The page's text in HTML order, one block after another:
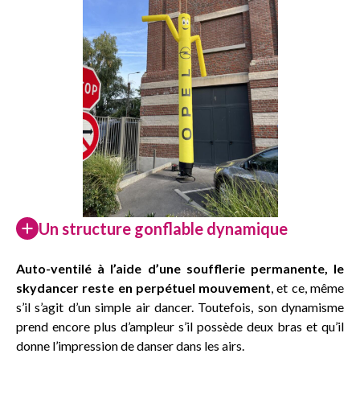
Un structure gonflable dynamique
Auto-ventilé à l’aide d’une soufflerie permanente, le
skydancer reste en perpétuel mouvement , et ce, même
s’il s’agit d’un simple air dancer. Toutefois, son dynamisme
prend encore plus d’ampleur s’il possède deux bras et qu’il
donne l’impression de danser dans les airs.